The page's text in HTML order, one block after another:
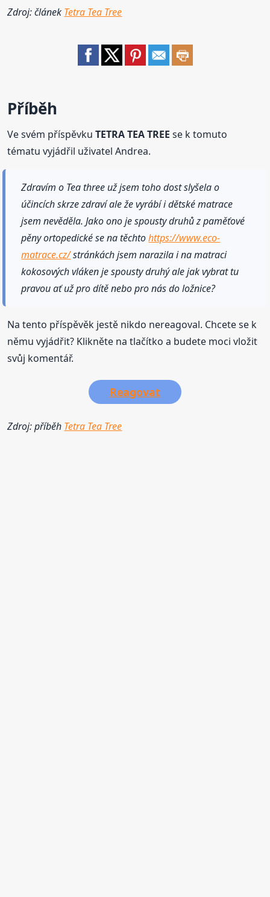
Zdroj: článek Tetra Tea Tree
Příběh
Ve svém příspěvkuTETRA TEA TREE se k tomuto
tématu vyjádřil uživatel Andrea.
Zdravím o Tea three už jsem toho dost slyšela o
účincích skrze zdraví ale že vyrábí i dětské matrace
jsem nevěděla. Jako ono je spousty druhů z paměťové
pěny ortopedické se na těchtohttps://www.eco-
matrace.cz/stránkách jsem narazila i na matraci
kokosových vláken je spousty druhý ale jak vybrat tu
pravou ať už pro dítě nebo pro nás do ložnice?
Na tento příspěvěk jestě nikdo nereagoval. Chcete se k
němu vyjádřit? Klikněte na tlačítko a budete moci vložit
svůj komentář.
Reagovat
Zdroj: příběh Tetra Tea Tree